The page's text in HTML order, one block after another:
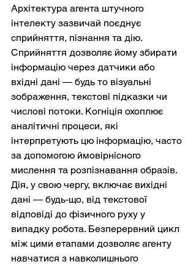
Архітектура агента штучного
інтелекту зазвичай поєднує
сприйняття, пізнання та дію.
Сприйняття дозволяє йому збирати
інформацію через датчики або
вхідні дані — будь то візуальні
зображення, текстові підказки чи
числові потоки. Когніція охоплює
аналітичні процеси, які
інтерпретують цю інформацію, часто
за допомогою ймовірнісного
мислення та розпізнавання образів.
Дія, у свою чергу, включає вихідні
дані — будь-що, від текстової
відповіді до фізичного руху у
випадку робота. Безперервний цикл
між цими етапами дозволяє агенту
навчатися з навколишнього